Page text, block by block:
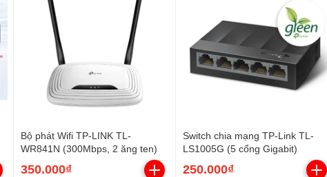
Bộ phát Wifi TP-LINK TL-
WR841N (300Mbps, 2 ăng ten)
350.000₫
Switch chia mạng TP-Link TL-
LS1005G (5 cổng Gigabit)
250.000₫